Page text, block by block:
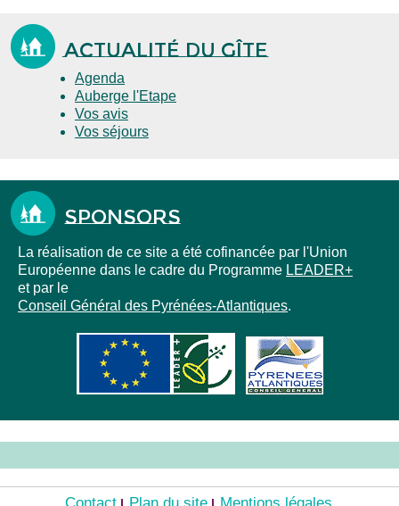
Actualité du gîte
Agenda
Auberge l'Etape
Vos avis
Vos séjours
Sponsors
La réalisation de ce site a été cofinancée par l'Union
Européenne dans le cadre du Programme LEADER+
et par le
Conseil Général des Pyrénées-Atlantiques.